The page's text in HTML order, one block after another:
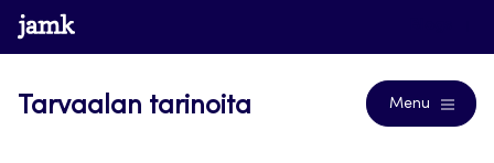
Siirry
suoraan
www.jamk.fi
Tarvaalan tarinoita Menu